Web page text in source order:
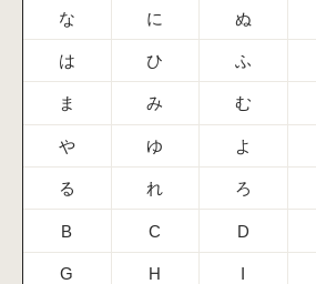
な に ぬ
は ひ ふ
ま み む
や ゆ よ
る れ ろ
B C D
G H I